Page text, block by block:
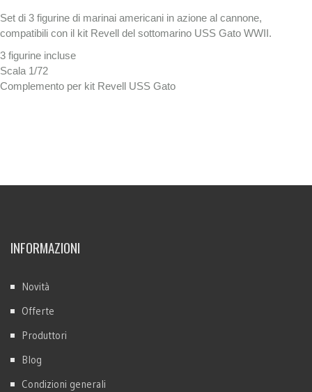
Set di 3 figurine di marinai americani in azione al cannone,
compatibili con il kit Revell del sottomarino USS Gato WWII.
3 figurine incluse
Scala 1/72
Complemento per kit Revell USS Gato
INFORMAZIONI
Novità
Offerte
Produttori
Blog
Condizioni generali